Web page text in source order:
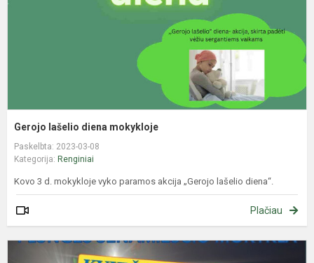
Gerojo lašelio diena mokykloje
Paskelbta: 2023-03-08
Kategorija: Renginiai
Kovo 3 d. mokykloje vyko paramos akcija „Gerojo lašelio diena“.
Plačiau